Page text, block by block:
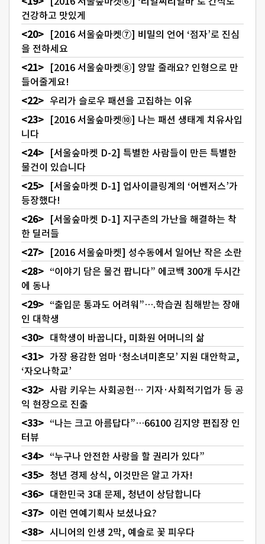
건강하고 맛있게
[2016 서울숲마켓⑦] 비밀의 언어 ‘점자’로 진심
을 전하세요
[2016 서울숲마켓⑧] 양말 줄래요? 인형으로 만
들어줄게요!
우리가 슬로우 패션을 고집하는 이유
[2016 서울숲마켓⑩] 나는 패션 생태계 치유사입
니다
[서울숲마켓 D-2] 특별한 사람들이 만든 특별한
물건이 있습니다
[서울숲마켓 D-1] 업사이클링계의 ‘어벤저스’가
등장했다!
[서울숲마켓 D-1] 지구촌의 가난을 해결하는 착
한 딜러들
[2016 서울숲마켓] 성수동에서 일어난 작은 소란
“이야기 담은 물건 팝니다” 에코백 300개 두시간
에 동나
“출입문 통과도 어려워”….학습권 침해받는 장애
인 대학생
대학생이 바꿉니다, 미화원 어머니의 삶
가장 용감한 엄마 ‘청소녀미혼모’ 지원 대안학교,
‘자오나학교’
사람 키우는 사회공헌… 기자·사회적기업가 등 공
익 현장으로 진출
“나는 크고 아름답다”…66100 김지양 편집장 인
터뷰
“누구나 안전한 사랑을 할 권리가 있다”
청년 경제 상식, 이것만은 알고 가자!
대한민국 3대 문제, 청년이 상담합니다
이런 연예기획사 보셨나요?
시니어의 인생 2막, 예술로 꽃 피우다